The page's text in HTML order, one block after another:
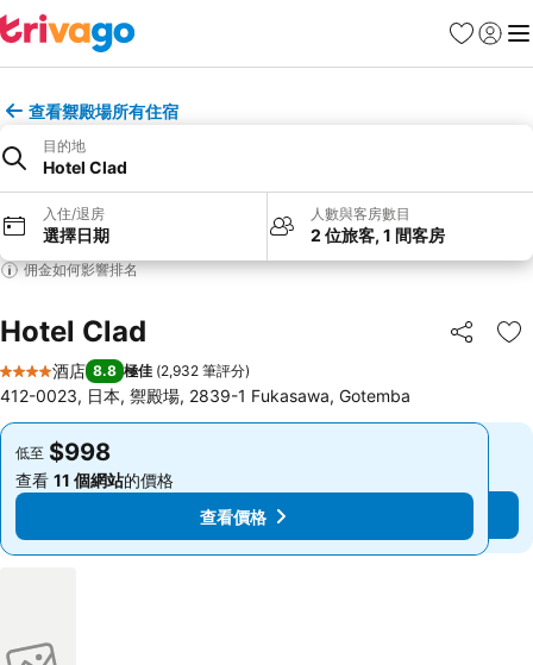
收藏夾
登入 選
查看禦殿場所有住宿
目的地
Hotel Clad
入住/退房
選擇日期
人數與客房數目
2 位旅客, 1 間客房
佣金如何影響排名
Hotel Clad 分享
放
4 星級
酒店 8.8 極佳 (2,932 筆評分)
412-0023, 日本, 禦殿場, 2839-1 Fukasawa, Gotemba
低至 $998
查看 11 個網站的價格
查看價格
低至 $998
查看 11 個網站的價格
查看價格